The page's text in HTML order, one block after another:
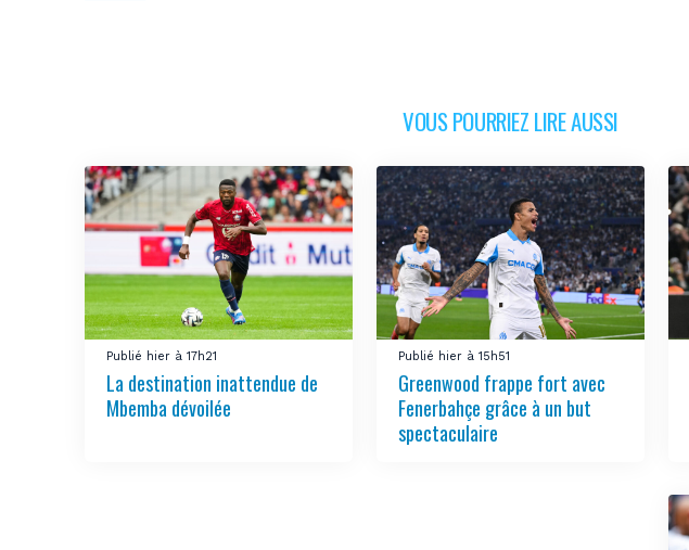
VOUS POURRIEZ LIRE AUSSI
Publié hier à 17h21
La destination inattendue de
Mbemba dévoilée
Publié hier à 15h51
Greenwood frappe fort avec
Fenerbahçe grâce à un but
spectaculaire